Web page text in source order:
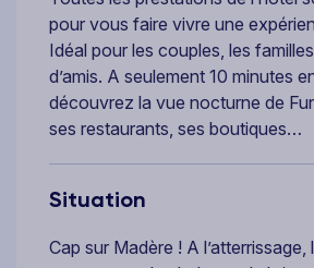
pour vous faire vivre une
Idéal pour les couples, les
d’amis. A seulement 10 minutes
découvrez la vue nocturne de
ses restaurants, ses boutiques…
Situation
Cap sur Madère ! A